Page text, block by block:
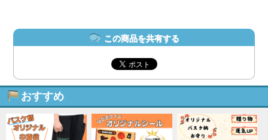
この商品を共有する
おすすめ